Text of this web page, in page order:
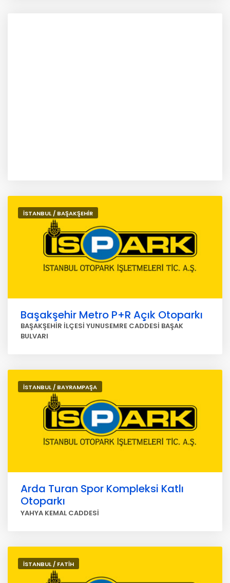
İSTANBUL / BAŞAKŞEHİR
Başakşehir Metro P+R Açık Otoparkı
BAŞAKŞEHİR İLÇESİ YUNUSEMRE CADDESİ BAŞAK
BULVARI
İSTANBUL / BAYRAMPAŞA
Arda Turan Spor Kompleksi Katlı
Otoparkı
YAHYA KEMAL CADDESİ
İSTANBUL / FATİH